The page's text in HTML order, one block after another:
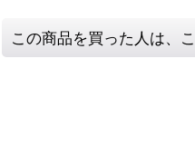
この商品を買った人は、